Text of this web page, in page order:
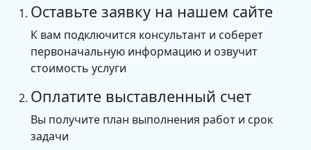
Оставьте заявку на нашем сайте
К вам подключится консультант и соберет
первоначальную информацию и озвучит
стоимость услуги
Оплатите выставленный счет
Вы получите план выполнения работ и срок
задачи